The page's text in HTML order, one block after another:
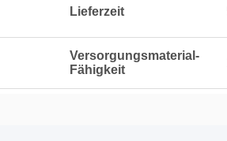
Lieferzeit
Versorgungsmaterial-
Fähigkeit